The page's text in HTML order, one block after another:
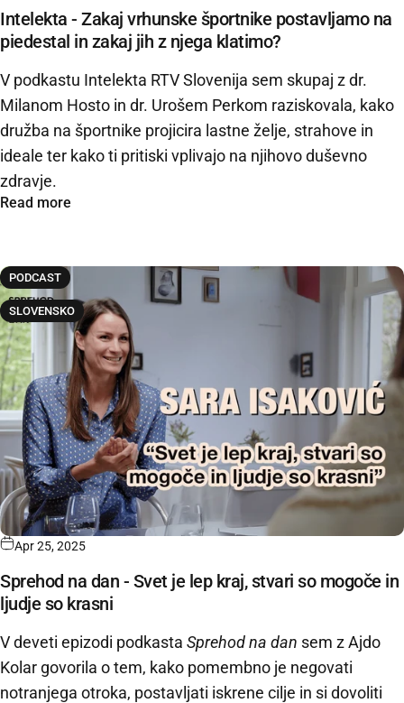
Intelekta - Zakaj vrhunske športnike postavljamo na
piedestal in zakaj jih z njega klatimo?
V podkastu Intelekta RTV Slovenija sem skupaj z dr.
Milanom Hosto in dr. Urošem Perkom raziskovala, kako
družba na športnike projicira lastne želje, strahove in
ideale ter kako ti pritiski vplivajo na njihovo duševno
zdravje.
Read more
PODCAST
SLOVENSKO
Apr 25, 2025
Sprehod na dan - Svet je lep kraj, stvari so mogoče in
ljudje so krasni
V deveti epizodi podkasta Sprehod na dan sem z Ajdo
Kolar govorila o tem, kako pomembno je negovati
notranjega otroka, postavljati iskrene cilje in si dovoliti